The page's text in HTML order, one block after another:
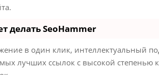
делать SeoHammer
в один клик, интеллектуальный
лучших ссылок с высокой степенью